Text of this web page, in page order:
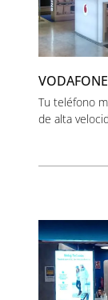
VODAFONE
Tu teléfono
de alta